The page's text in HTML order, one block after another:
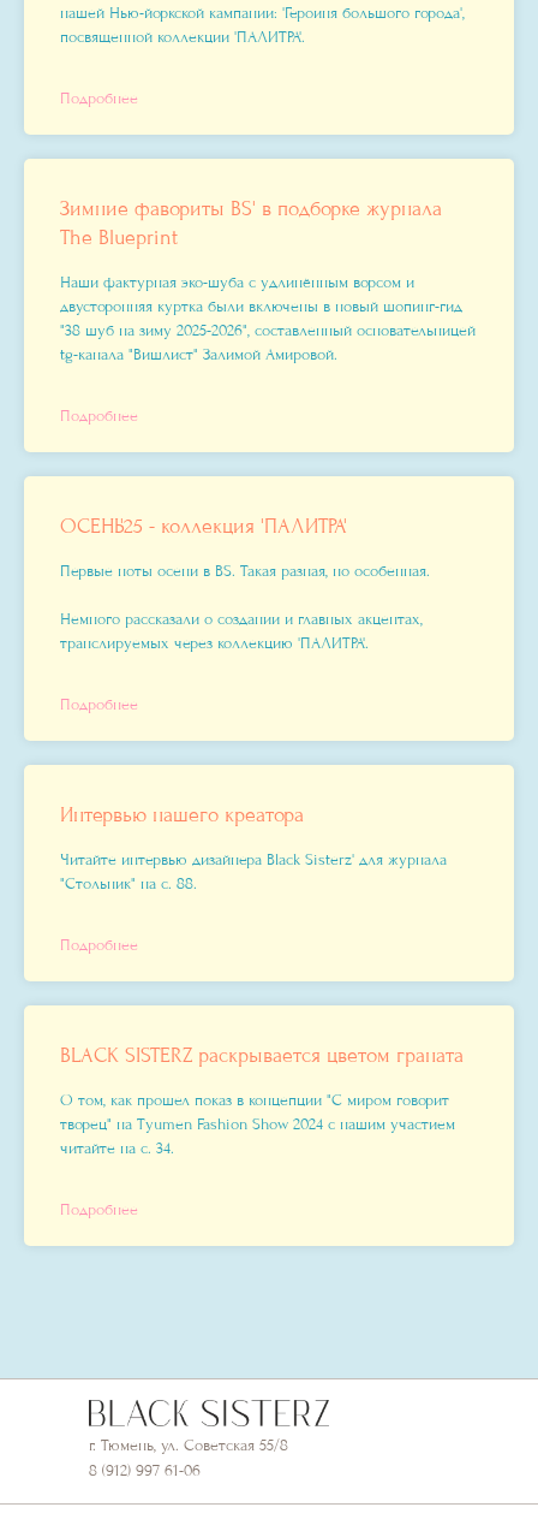
нашей Нью-йоркской кампании: 'Героиня большого города',
посвященной коллекции 'ПАЛИТРА'.
Подробнее
Зимние фавориты BS' в подборке журнала
The Blueprint
Наши фактурная эко-шуба с удлинённым ворсом и
двусторонняя куртка были включены в новый шопинг-гид
"38 шуб на зиму 2025-2026", составленный основательницей
tg-канала "Вишлист" Залимой Амировой.
Подробнее
ОСЕНЬ'25 - коллекция 'ПАЛИТРА'
Первые ноты осени в BS. Такая разная, но особенная.
Немного рассказали о создании и главных акцентах,
транслируемых через коллекцию 'ПАЛИТРА'.
Подробнее
Интервью нашего креатора
Читайте интервью дизайнера Black Sisterz' для журнала
"Стольник" на с. 88.
Подробнее
BLACK SISTERZ раскрывается цветом граната
О том, как прошел показ в концепции "С миром говорит
творец" на Tyumen Fashion Show 2024 с нашим участием
читайте на с. 34.
Подробнее
г. Тюмень, ул. Советская 55/8
8 (912) 997 61-06